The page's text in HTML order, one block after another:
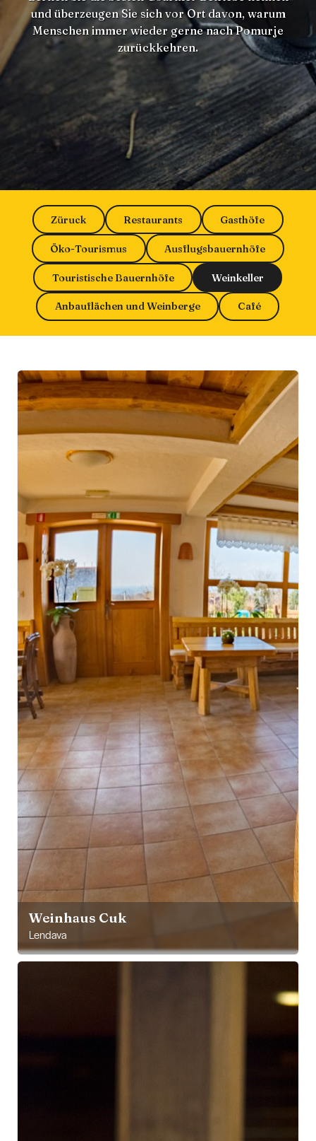
und überzeugen Sie sich vor Ort davon, warum
Menschen immer wieder gerne nach Pomurje
zurückkehren.
Züruck Restaurants Gasthöfe
Öko-Tourismus Ausflugsbauernhöfe
Touristische Bauernhöfe Weinkeller
Anbauflächen und Weinberge Café
Weinhaus Cuk
Lendava